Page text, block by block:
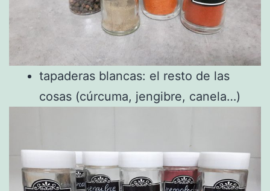
tapaderas blancas: el resto de las
cosas (cúrcuma, jengibre, canela…)